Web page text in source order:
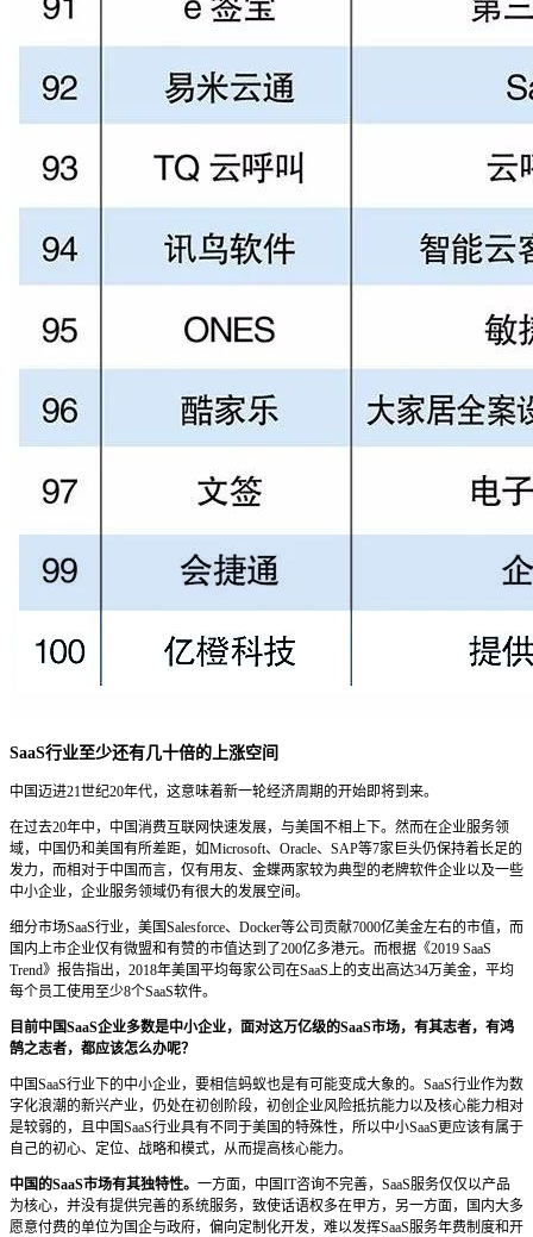
SaaS行业至少还有几十倍的上涨空间
中国迈进21世纪20年代，这意味着新一轮经济周期的开始即将到来。
在过去20年中，中国消费互联网快速发展，与美国不相上下。然而在企业服务领
域，中国仍和美国有所差距，如Microsoft、Oracle、SAP等7家巨头仍保持着长足的
发力，而相对于中国而言，仅有用友、金蝶两家较为典型的老牌软件企业以及一些
中小企业，企业服务领域仍有很大的发展空间。
细分市场SaaS行业，美国Salesforce、Docker等公司贡献7000亿美金左右的市值，而
国内上市企业仅有微盟和有赞的市值达到了200亿多港元。而根据《2019 SaaS
Trend》报告指出，2018年美国平均每家公司在SaaS上的支出高达34万美金，平均
每个员工使用至少8个SaaS软件。
目前中国SaaS企业多数是中小企业，面对这万亿级的SaaS市场，有其志者，有鸿
鹄之志者，都应该怎么办呢？
中国SaaS行业下的中小企业，要相信蚂蚁也是有可能变成大象的。SaaS行业作为数
字化浪潮的新兴产业，仍处在初创阶段，初创企业风险抵抗能力以及核心能力相对
是较弱的，且中国SaaS行业具有不同于美国的特殊性，所以中小SaaS更应该有属于
自己的初心、定位、战略和模式，从而提高核心能力。
中国的SaaS市场有其独特性。 一方面，中国IT咨询不完善，SaaS服务仅仅以产品
为核心，并没有提供完善的系统服务，致使话语权多在甲方，另一方面，国内大多
愿意付费的单位为国企与政府，偏向定制化开发，难以发挥SaaS服务年费制度和开